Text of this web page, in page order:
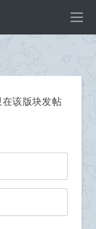
该版块发帖